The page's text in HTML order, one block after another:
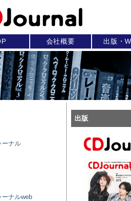
会社概要 出版・
ーナル
ーナルweb
出版